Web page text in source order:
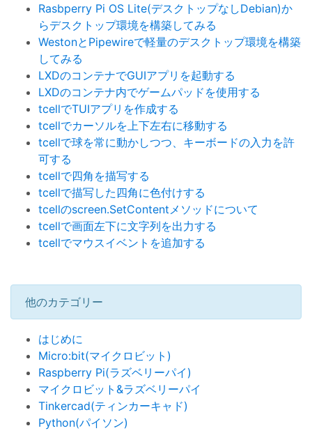
Rasbperry Pi OS Lite(デスクトップなしDebian)か
らデスクトップ環境を構築してみる
WestonとPipewireで軽量のデスクトップ環境を構築
してみる
LXDのコンテナでGUIアプリを起動する
LXDのコンテナ内でゲームパッドを使用する
tcellでTUIアプリを作成する
tcellでカーソルを上下左右に移動する
tcellで球を常に動かしつつ、キーボードの入力を許
可する
tcellで四角を描写する
tcellで描写した四角に色付けする
tcellのscreen.SetContentメソッドについて
tcellで画面左下に文字列を出力する
tcellでマウスイベントを追加する
他のカテゴリー
はじめに
Micro:bit(マイクロビット)
Raspberry Pi(ラズベリーパイ)
マイクロビット&ラズベリーパイ
Tinkercad(ティンカーキャド)
Python(パイソン)